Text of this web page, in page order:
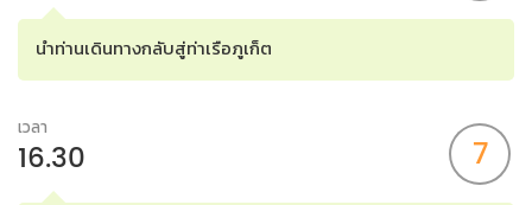
นำท่านเดินทางกลับสู่ท่าเรือภูเก็ต
เวลา
16.30 7